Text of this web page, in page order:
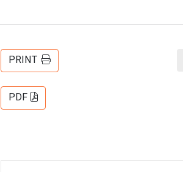
PRINT
PDF